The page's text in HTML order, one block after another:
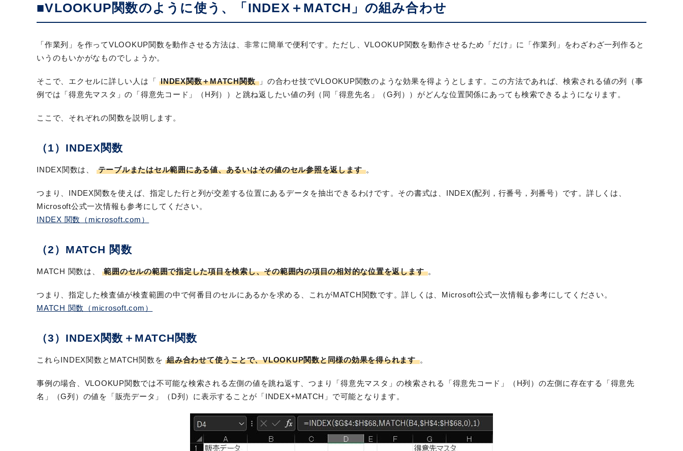
■VLOOKUP関数のように使う、「INDEX＋MATCH」の組み合わせ
「作業列」を作ってVLOOKUP関数を動作させる方法は、非常に簡単で便利です。ただし、VLOOKUP関数を動作させるため「だけ」に「作業列」をわざわざ一列作ると
いうのもいかがなものでしょうか。
そこで、エクセルに詳しい人は「 INDEX関数＋MATCH関数 」の合わせ技でVLOOKUP関数のような効果を得ようとします。この方法であれば、検索される値の列（事
例では「得意先マスタ」の「得意先コード」（H列））と跳ね返したい値の列（同「得意先名」（G列））がどんな位置関係にあっても検索できるようになります。
ここで、それぞれの関数を説明します。
（1）INDEX関数
INDEX関数は、 テーブルまたはセル範囲にある値、あるいはその値のセル参照を返します 。
つまり、INDEX関数を使えば、指定した行と列が交差する位置にあるデータを抽出できるわけです。その書式は、INDEX(配列，行番号，列番号）です。詳しくは、
Microsoft公式一次情報も参考にしてください。
INDEX 関数（microsoft.com）
（2）MATCH 関数
MATCH 関数は、範囲のセルの範囲で指定した項目を検索し、その範囲内の項目の相対的な位置を返します 。
つまり、指定した検査値が検査範囲の中で何番目のセルにあるかを求める、これがMATCH関数です。詳しくは、Microsoft公式一次情報も参考にしてください。
MATCH 関数（microsoft.com）
（3）INDEX関数＋MATCH関数
これらINDEX関数とMATCH関数を 組み合わせて使うことで、VLOOKUP関数と同様の効果を得られます。
事例の場合、VLOOKUP関数では不可能な検索される左側の値を跳ね返す、つまり「得意先マスタ」の検索される「得意先コード」（H列）の左側に存在する「得意先
名」（G列）の値を「販売データ」（D列）に表示することが「INDEX+MATCH」で可能となります。